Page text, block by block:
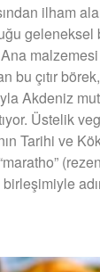
ilham
geleneksel
bu çıtır
Akdeniz
Üstelik
Tarihi ve